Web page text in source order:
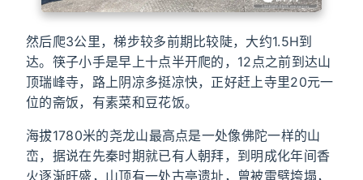
然后爬3公里，梯步较多前期比较陡，大约1.5H到
达。筷子小手是早上十点半开爬的，12点之前到达山
顶瑞峰寺，路上阴凉多挺凉快，正好赶上寺里20元一
位的斋饭，有素菜和豆花饭。
海拔1780米的尧龙山最高点是一处像佛陀一样的山
峦，据说在先秦时期就已有人朝拜，到明成化年间香
火逐渐旺盛，山顶有一处古亭遗址，曾被雷劈垮塌，